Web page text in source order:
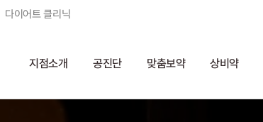
다이어트 클리닉
지점소개 공진단 맞춤보약 상비약